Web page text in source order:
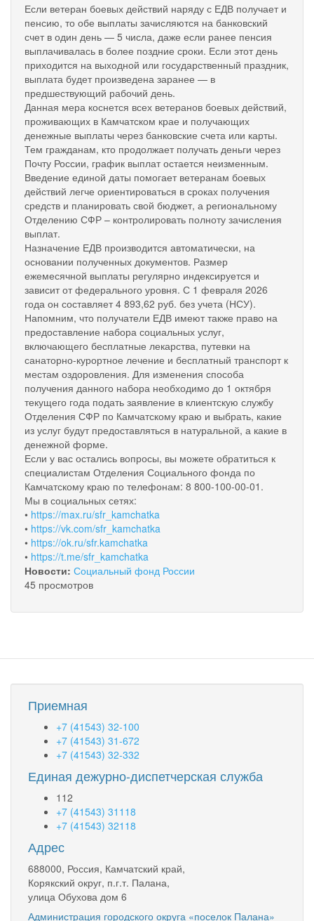
Если ветеран боевых действий наряду с ЕДВ получает и
пенсию, то обе выплаты зачисляются на банковский
счет в один день — 5 числа, даже если ранее пенсия
выплачивалась в более поздние сроки. Если этот день
приходится на выходной или государственный праздник,
выплата будет произведена заранее — в
предшествующий рабочий день.
Данная мера коснется всех ветеранов боевых действий,
проживающих в Камчатском крае и получающих
денежные выплаты через банковские счета или карты.
Тем гражданам, кто продолжает получать деньги через
Почту России, график выплат остается неизменным.
Введение единой даты помогает ветеранам боевых
действий легче ориентироваться в сроках получения
средств и планировать свой бюджет, а региональному
Отделению СФР – контролировать полноту зачисления
выплат.
Назначение ЕДВ производится автоматически, на
основании полученных документов. Размер
ежемесячной выплаты регулярно индексируется и
зависит от федерального уровня. С 1 февраля 2026
года он составляет 4 893,62 руб. без учета (НСУ).
Напомним, что получатели ЕДВ имеют также право на
предоставление набора социальных услуг,
включающего бесплатные лекарства, путевки на
санаторно-курортное лечение и бесплатный транспорт к
местам оздоровления. Для изменения способа
получения данного набора необходимо до 1 октября
текущего года подать заявление в клиентскую службу
Отделения СФР по Камчатскому краю и выбрать, какие
из услуг будут предоставляться в натуральной, а какие в
денежной форме.
Если у вас остались вопросы, вы можете обратиться к
специалистам Отделения Социального фонда по
Камчатскому краю по телефонам: 8 800-100-00-01.
Мы в социальных сетях:
• https://max.ru/sfr_kamchatka
• https://vk.com/sfr_kamchatka
• https://ok.ru/sfr.kamchatka
• https://t.me/sfr_kamchatka
Новости: Социальный фонд России
45 просмотров
Приемная
+7 (41543) 32-100
+7 (41543) 31-672
+7 (41543) 32-332
Единая дежурно-диспетчерская служба
112
+7 (41543) 31118
+7 (41543) 32118
Адрес
688000, Россия, Камчатский край,
Корякский округ, п.г.т. Палана,
улица Обухова дом 6
Администрация городского округа «поселок Палана»